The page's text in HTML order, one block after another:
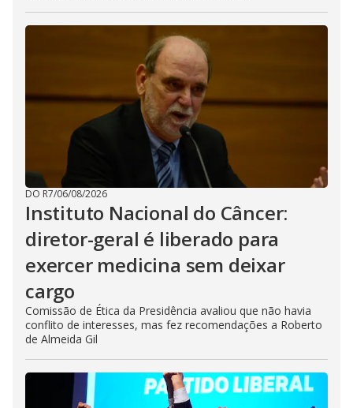
DO R7/06/08/2026
Instituto Nacional do Câncer:
diretor-geral é liberado para
exercer medicina sem deixar
cargo
Comissão de Ética da Presidência avaliou que não havia
conflito de interesses, mas fez recomendações a Roberto
de Almeida Gil